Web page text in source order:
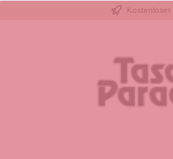
Kostenloser